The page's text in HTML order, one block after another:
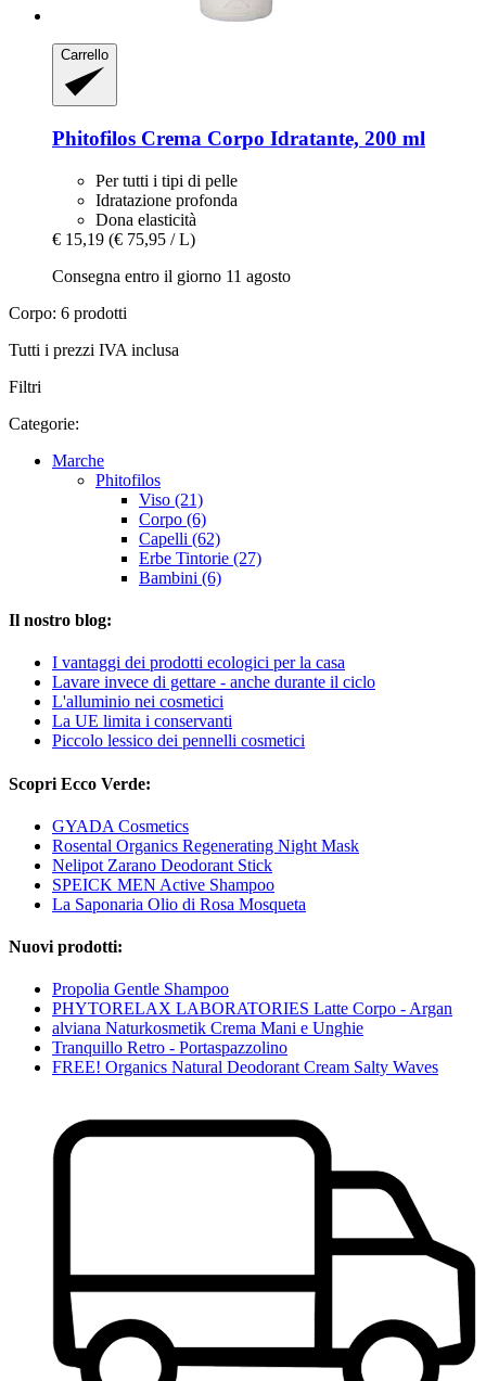
Carrello
Phitofilos Crema Corpo Idratante, 200 ml
Per tutti i tipi di pelle
Idratazione profonda
Dona elasticità
€ 15,19 (€ 75,95 / L)
Consegna entro il giorno 11 agosto
Corpo: 6 prodotti
Tutti i prezzi IVA inclusa
Filtri
Categorie:
Marche
Phitofilos
Viso (21)
Corpo (6)
Capelli (62)
Erbe Tintorie (27)
Bambini (6)
Il nostro blog:
I vantaggi dei prodotti ecologici per la casa
Lavare invece di gettare - anche durante il ciclo
L'alluminio nei cosmetici
La UE limita i conservanti
Piccolo lessico dei pennelli cosmetici
Scopri Ecco Verde:
GYADA Cosmetics
Rosental Organics Regenerating Night Mask
Nelipot Zarano Deodorant Stick
SPEICK MEN Active Shampoo
La Saponaria Olio di Rosa Mosqueta
Nuovi prodotti:
Propolia Gentle Shampoo
PHYTORELAX LABORATORIES Latte Corpo - Argan
alviana Naturkosmetik Crema Mani e Unghie
Tranquillo Retro - Portaspazzolino
FREE! Organics Natural Deodorant Cream Salty Waves